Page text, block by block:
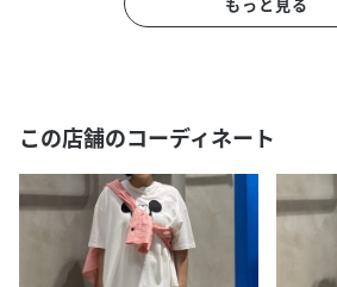
この店舗のコーディネート